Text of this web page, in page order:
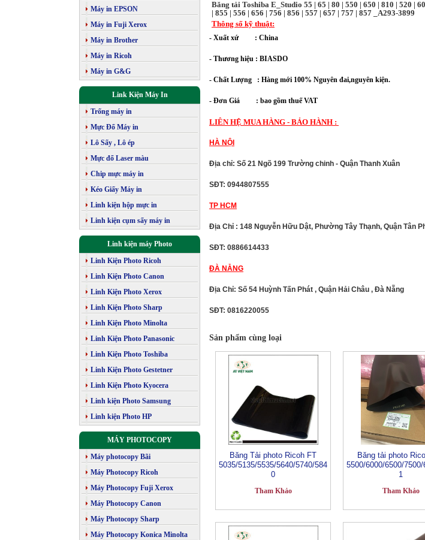
Máy in EPSON
Máy in Fuji Xerox
Máy in Brother
Máy in Ricoh
Máy in G&G
Link Kiện Máy In
Trống máy in
Mực Đổ Máy in
Lô Sấy , Lô ép
Mực đổ Laser màu
Chip mực máy in
Kéo Giấy Máy in
Linh kiện hộp mực in
Linh kiện cụm sấy máy in
Linh kiện máy Photo
Linh Kiện Photo Ricoh
Linh Kiện Photo Canon
Linh Kiện Photo Xerox
Linh Kiện Photo Sharp
Linh Kiện Photo Minolta
Linh Kiện Photo Panasonic
Linh Kiện Photo Toshiba
Linh Kiện Photo Gestetner
Linh Kiện Photo Kyocera
Linh kiện Photo Samsung
Linh kiện Photo HP
MÁY PHOTOCOPY
Máy photocopy Bãi
Máy Photocopy Ricoh
Máy Photocopy Fuji Xerox
Máy Photocopy Canon
Máy Photocopy Sharp
Máy Photocopy Konica Minolta
Băng tải Toshiba E_Studio 55 | 65 | 80 | 550 | 650 | 810 | 520 |
| 855 | 556 | 656 | 756 | 856 | 557 | 657 | 757 | 857 _A293-3899
Thông số kỹ thuật:
- Xuất xứ : China
- Thương hiệu : BIASDO
- Chất Lượng : Hàng mới 100% Nguyên đai,nguyên kiện.
- Đơn Giá : bao gồm thuế VAT
LIÊN HỆ MUA HÀNG - BẢO HÀNH :
HÀ NỘI
Địa chỉ: Số 21 Ngõ 199 Trường chinh - Quận Thanh Xuân
SĐT: 0944807555
TP HCM
Địa Chỉ : 148 Nguyễn Hữu Dật, Phường Tây Thạnh, Quận Tân
SĐT: 0886614433
ĐÀ NẴNG
Địa Chỉ: Số 54 Huỳnh Tấn Phát , Quận Hải Châu , Đà Nẵng
SĐT: 0816220055
Sản phẩm cùng loại
Băng Tải photo Ricoh FT
5035/5135/5535/5640/5740/584
0
Tham Khảo
Băng tải photo
5500/6000/6500/
1
Tham Khảo